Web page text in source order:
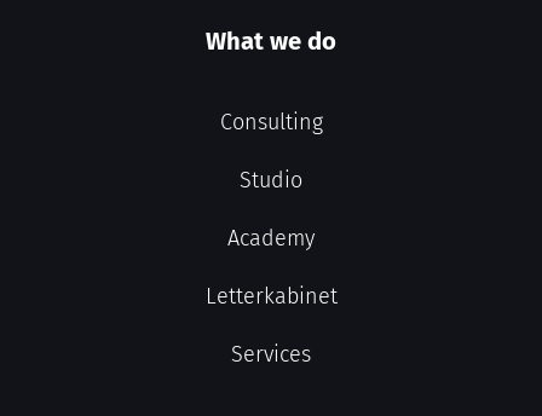
What we do
Consulting
Studio
Academy
Letterkabinet
Services